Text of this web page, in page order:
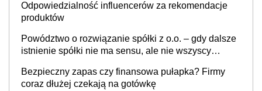
Odpowiedzialność influencerów za rekomendacje
produktów
Powództwo o rozwiązanie spółki z o.o. – gdy dalsze
istnienie spółki nie ma sensu, ale nie wszyscy
Bezpieczny zapas czy finansowa pułapka? Firmy
coraz dłużej czekają na gotówkę